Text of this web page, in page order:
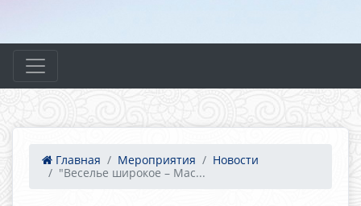
Главная Мероприятия
Новости
"Веселье широкое – Мас...